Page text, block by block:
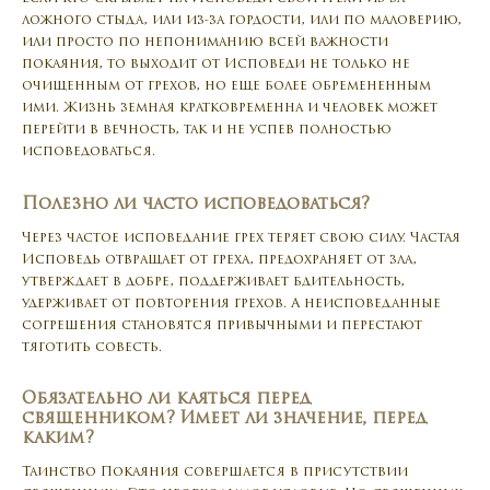
ложного стыда, или из-за гордости, или по маловерию,
или просто по непониманию всей важности
покаяния, то выходит от Исповеди не только не
очищенным от грехов, но еще более обремененным
ими. Жизнь земная кратковременна и человек может
перейти в вечность, так и не успев полностью
исповедоваться.
Полезно ли часто исповедоваться?
Через частое исповедание грех теряет свою силу. Частая
Исповедь отвращает от греха, предохраняет от зла,
утверждает в добре, поддерживает бдительность,
удерживает от повторения грехов. А неисповеданные
согрешения становятся привычными и перестают
тяготить совесть.
Обязательно ли каяться перед
священником? Имеет ли значение, перед
каким?
Таинство Покаяния совершается в присутствии